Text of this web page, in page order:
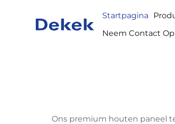
Startpagina
Neem Contact Op
Ons premium houten paneel